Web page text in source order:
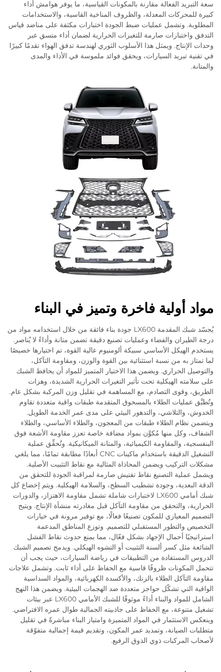
سعة التبريد الفعالة مقارنة بالمكونات القياسية، ما يوفر هوامش أداء
كبيرة للمحركات المعدلة، والظروف المناخية القاسية، والاستخدامات
المطلوبة. وتشمل عمليات ضبط الجودة اختبارات مكثفة على مناضد قياس
التدفق واختبارات صارمة للتغيرات الحرارية لضمان أداء متسق عبر
وحدات الإنتاج. ويمثل هذا الأسلوب الثوري لهندسة تدفق الهواء تقدمًا كبيرًا
في تقنية تبريد السيارات، ويحقق فوائد ملموسة في الأداء والمدى
والمتانة.
مواد أولية فاخرة وتميز في البناء
يُجسّد شبك المقدمة LX600 جودة بناء فائقة من خلال استخدامه مواد من
درجة الطيران والفضاء وعمليات تصنيع دقيقة تضمن متانة وأداءً لا يُناصر.
يستخدم الهيكل الأساسي سبيكة ألومنيوم عالية القوة، تم اختيارها خصيصًا
لما تمتاز به من نسبة استثنائية بين القوة والوزن، ومقاومة التآكل،
والتوصيل الحراري. ويضمن هذا الاختيار المتميز للمواد أن يحافظ الشبك
على سلامته الهيكلية تحت تأثير التغيرات الحرارية الشديدة، وهزات
الطريق، وقوى التصادم، مع المساهمة في تقليل وزن المركبة بشكل عام.
وتُطبَّق عمليات الطلاء بالمسحوق المتقدمة طبقات واقية متعددة تقاوم
الخدوش، والتلاشي، والتدهور البيئي على مدى عمر الخدمة الطويل.
ويتضمن نظام الطلاء طبقات من المعجون، والطلاء الأساسي، والطلاء
الشفاف، وكل منها مُكوَّن بمواد مضافة خاصة تعزز مقاومة الأشعة فوق
البنفسجية، والمقاومة الكيميائية، والمتانة الميكانيكية. وتُحقِّق عملية
التشغيل الدقيقة باستخدام ماكينات CNC أبعادًا مطابقة تمامًا، مما يلغي
مشكلات التركيب ويضمن المحاذاة المثالية مع نقاط التثبيت الأصلية.
ويشمل عملية التصنيع نقاط تفتيش صارمة لمراقبة الجودة للتحقق من
الدقة البعدية، وجودة تشطيب السطح، والسلامة الهيكلية. ويتم إخضاع كل
شبك أمامي LX600 لاختبارات شاملة تشمل مقاومة الاهتزاز، والدورات
الحرارية، والتحقق من مقاومة التآكل قبل مغادرته منشأة الإنتاج. ويتيح
التصميم المعياري للمكون تصنيعًا فعالًا، مع توفير مرونة في خيارات
التخصيص والتطور المستقبلي للتصميم. وتوزع المناطق المدعمة
استراتيجيًا أحمال الإجهاد بشكل فعّال، مما يمنع حدوث نقاط الفشل
الشائعة مثل كسر ألسنة التثبيت أو التشوه الهيكلي. ويدمج تصميم الشبك
الدروس المستفادة من التطبيقات في رياضة السيارات، حيث يجب أن
تتحمل المكونات ظروفًا قاسية مع الحفاظ على أداء ثابت. وتشمل علاجات
مقاومة التآكل الطلاء بالزنك، والأكسدة الكهربائية، والمواد السداسية
الواقية التي تشكّل حواجز متعددة ضد الهجمات البيئية. ويضمن هذا النهج
الشامل للمواد والبناء أداءً موثوقًا للشبك الأمامي LX600 عبر بيئات
تشغيل متنوعة، مع الحفاظ على جاذبيته الجمالية طوال عمره الافتراضي.
وينعكس الاستثمار في المواد المتميزة وامتياز البناء مباشرةً في تقليل
متطلبات الصيانة، وتمديد عمر المكون، وتقديم قيمة إجمالية متفوّقة
لأصحاب المركبات ذوي الذوق الرفيع.